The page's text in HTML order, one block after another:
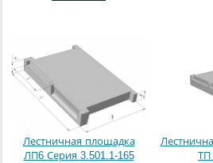
Лестничная площадка
ЛП6 Серия 3.501.1-165
ТП